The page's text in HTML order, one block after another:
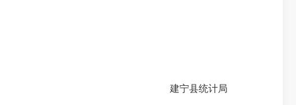
建宁县统计局